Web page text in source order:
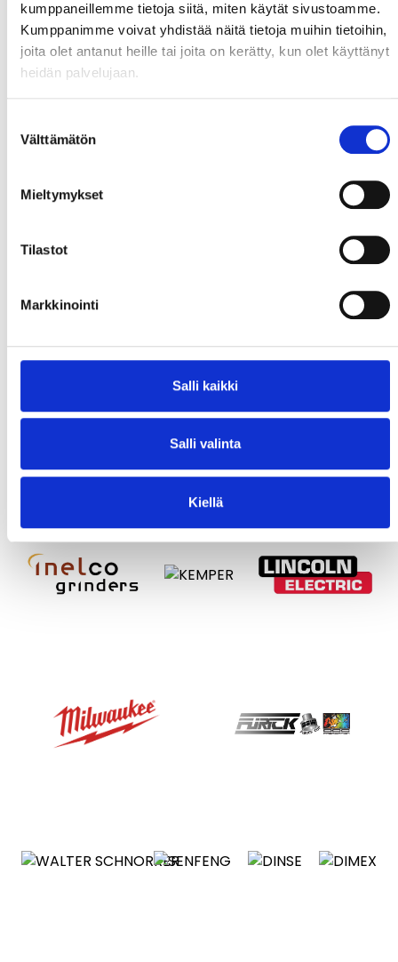
kumppaneillemme tietoja siitä, miten käytät sivustoamme.
Kumppanimme voivat yhdistää näitä tietoja muihin tietoihin,
joita olet antanut heille tai joita on kerätty, kun olet käyttänyt
heidän palvelujaan.
valinta
Välttämätön
Mieltymykset
Tilastot
Markkinointi
Salli kaikki
Salli valinta
Kiellä